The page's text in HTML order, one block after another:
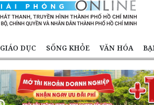
GIÁO DỤC SỐNG KHỎE VĂN HÓA